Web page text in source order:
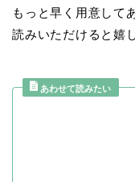
もっと早く用意して
読みいただけると嬉